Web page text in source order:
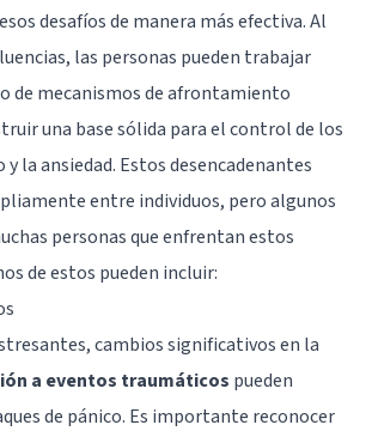
desafíos de manera más efectiva. Al
las personas pueden trabajar
de mecanismos de afrontamiento
una base sólida para el control de los
y la ansiedad. Estos desencadenantes
entre individuos, pero algunos
personas que enfrentan estos
de estos pueden incluir:
cambios significativos en la
a eventos traumáticos pueden
de pánico. Es importante reconocer